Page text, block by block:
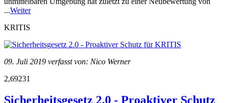
...Weiter
KRITIS
09. Juli 2019 verfasst von: Nico Werner
2,69231
Sicherheitsgesetz 2.0 - Proaktiver Schutz